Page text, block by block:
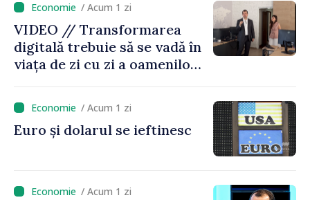
/ Acum 1 zi
VIDEO // Transformarea
digitală trebuie să se vadă în
viața de zi cu zi a oamenilor
funcționează economia:
premierul Vasile Tofan, în
vizită la AGE
/ Acum 1 zi
Euro și dolarul se ieftinesc
/ Acum 1 zi